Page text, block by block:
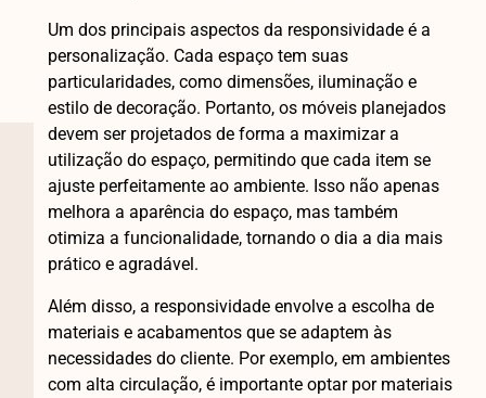
Um dos principais aspectos da responsividade é a
personalização. Cada espaço tem suas
particularidades, como dimensões, iluminação e
estilo de decoração. Portanto, os móveis planejados
devem ser projetados de forma a maximizar a
utilização do espaço, permitindo que cada item se
ajuste perfeitamente ao ambiente. Isso não apenas
melhora a aparência do espaço, mas também
otimiza a funcionalidade, tornando o dia a dia mais
prático e agradável.
Além disso, a responsividade envolve a escolha de
materiais e acabamentos que se adaptem às
necessidades do cliente. Por exemplo, em ambientes
com alta circulação, é importante optar por materiais